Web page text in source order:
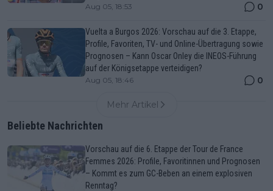
Aug 05, 18:53 0
Vuelta a Burgos 2026: Vorschau auf die 3. Etappe,
Profile, Favoriten, TV- und Online-Übertragung sowie
Prognosen – Kann Oscar Onley die INEOS-Führung
auf der Königsetappe verteidigen?
Aug 05, 18:46 0
Mehr Artikel
Beliebte Nachrichten
Vorschau auf die 6. Etappe der Tour de France
Femmes 2026: Profile, Favoritinnen und Prognosen
– Kommt es zum GC-Beben an einem explosiven
Renntag?